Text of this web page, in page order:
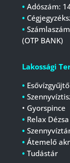
• Adószám:
•
•
(OTP BANK)
Lakossági
•
•
• Gyorspince
• Relax Dézsa
•
• Átemelő
• Tudástár